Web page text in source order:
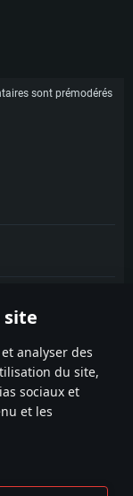
site
analyser des
du site,
sociaux et
et les
sont prémodérés
relatifs aux cookies